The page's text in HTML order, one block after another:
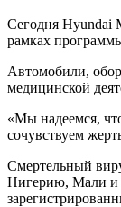
Сегодня Hyundai
рамках
Автомобили,
медицинской
«Мы надеемся,
сочувствуем
Смертельный
Нигерию, Мали и